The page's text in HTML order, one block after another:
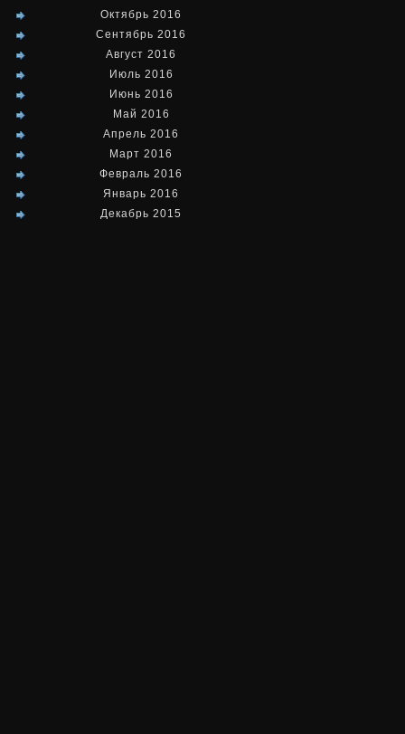
разогнали
до
километров
в
Октябрь 2016
Сентябрь 2016
Август 2016
Июль 2016
Июнь 2016
Май 2016
Апрель 2016
Март 2016
Февраль 2016
Январь 2016
Декабрь 2015